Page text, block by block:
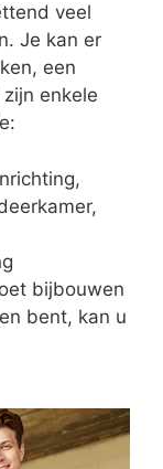
veel
Je kan er
een
enkele
bijbouwen
bent, kan u